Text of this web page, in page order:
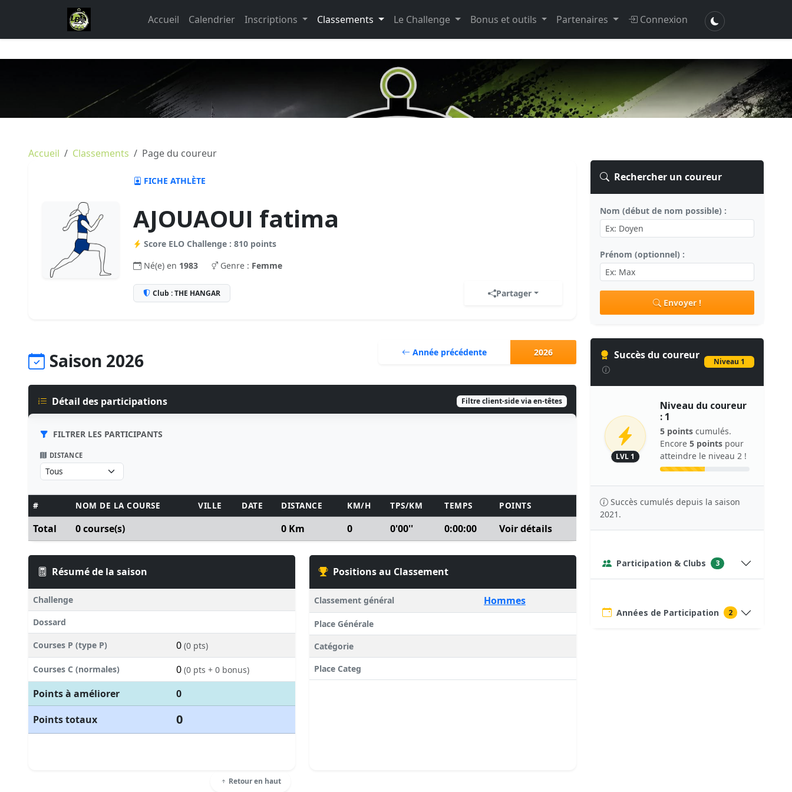
Accueil Calendrier Inscriptions Classements Le Challenge Bonus et outils Partenaires Connexion
Accueil Classements Page du coureur
FICHE ATHLÈTE
AJOUAOUI fatima
Score ELO Challenge : 810 points
Né(e) en 1983 Genre : Femme
Club : THE HANGAR Partager
Saison 2026 Année précédente 2026
Détail des participations Filtre client-side via en-têtes
FILTRER LES PARTICIPANTS
DISTANCE
# NOM DE LA COURSE VILLE DATE DISTANCE KM/H TPS/KM TEMPS POINTS
Total 0 course(s) 0 Km 0 0'00'' 0:00:00 Voir détails
Résumé de la saison
Challenge
Dossard
Courses P (type P) 0 (0 pts)
Courses C (normales) 0 (0 pts + 0 bonus)
Points à améliorer
0
Points totaux
0
Retour en haut
Positions au Classement
Classement général Hommes
Place Générale
Catégorie
Place Categ
Rechercher un coureur
Nom (début de nom possible) :
Prénom (optionnel) :
Envoyer !
Succès du coureur
Niveau 1
LVL 1
Niveau du coureur
: 1
5 points cumulés.
Encore 5 points pour
atteindre le niveau 2 !
Succès cumulés depuis la saison
2021.
Participation & Clubs 3
Années de Participation 2